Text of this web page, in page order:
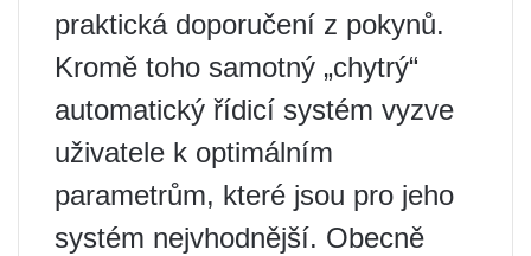
praktická doporučení z pokynů.
Kromě toho samotný „chytrý“
automatický řídicí systém vyzve
uživatele k optimálním
parametrům, které jsou pro jeho
systém nejvhodnější. Obecně